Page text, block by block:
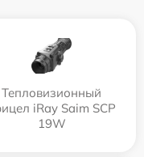
Тепловизионный
iRay Saim SCP
19W